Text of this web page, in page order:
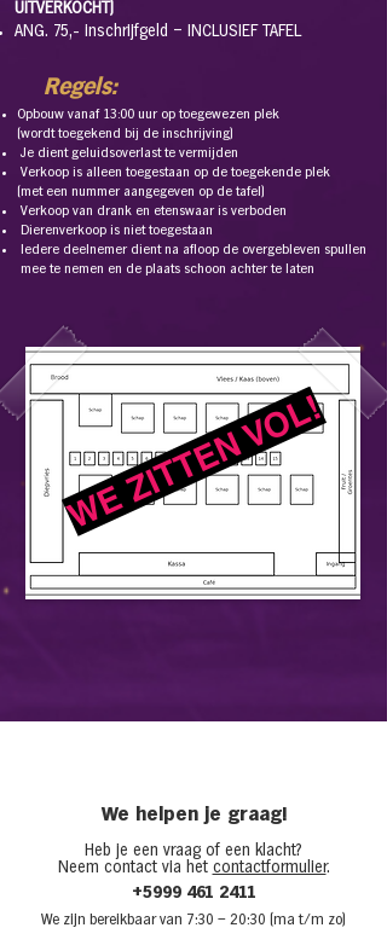
UITVERKOCHT)
ANG. 75,- inschrijfgeld – INCLUSIEF TAFEL
Regels:
Opbouw vanaf 13:00 uur op toegewezen plek
(wordt toegekend bij de inschrijving)
Je dient geluidsoverlast te vermijden
Verkoop is alleen toegestaan op de toegekende plek
(met een nummer aangegeven op de tafel)
Verkoop van drank en etenswaar is verboden
Dierenverkoop is niet toegestaan
Iedere deelnemer dient na afloop de overgebleven spullen
mee te nemen en de plaats schoon achter te laten
WE ZITTEN VOL!
We helpen je graag!
Heb je een vraag of een klacht?
Neem contact via het contactformulier.
+5999 461 2411
We zijn bereikbaar van 7:30 – 20:30 (ma t/m zo)